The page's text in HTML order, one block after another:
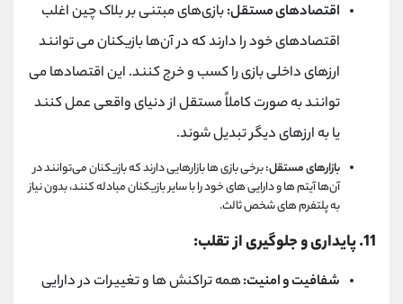
اقتصادهای مستقل:بازی‌های مبتنی بر بلاک چین اغلب
اقتصادهای خود را دارند که در آن‌ها بازیکنان می ‌توانند
ارزهای داخلی بازی را کسب و خرج کنند. این اقتصادها می
‌توانند به صورت کاملاً مستقل از دنیای واقعی عمل کنند
یا به ارزهای دیگر تبدیل شوند.
بازارهای مستقل:برخی بازی ‌ها بازارهایی دارند که بازیکنان می‌توانند در
آن‌ها آیتم ‌ها و دارایی ‌های خود را با سایر بازیکنان مبادله کنند، بدون نیاز
به پلتفرم‌ های شخص ثالث.
11. پایداری و جلوگیری از تقلب:
شفافیت و امنیت:همه تراکنش ‌ها و تغییرات در دارایی